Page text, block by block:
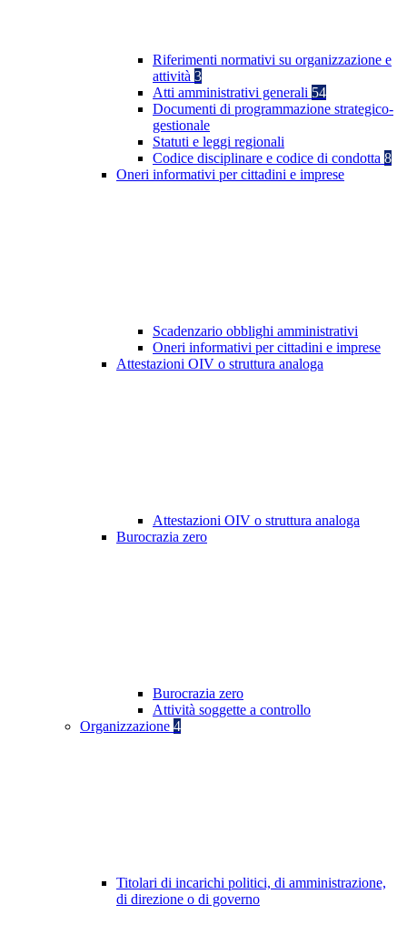
Riferimenti normativi su organizzazione e
attività 3
Atti amministrativi generali 54
Documenti di programmazione strategico-
gestionale
Statuti e leggi regionali
Codice disciplinare e codice di condotta 8
Oneri informativi per cittadini e imprese
Scadenzario obblighi amministrativi
Oneri informativi per cittadini e imprese
Attestazioni OIV o struttura analoga
Attestazioni OIV o struttura analoga
Burocrazia zero
Burocrazia zero
Attività soggette a controllo
Organizzazione 4
Titolari di incarichi politici, di amministrazione,
di direzione o di governo